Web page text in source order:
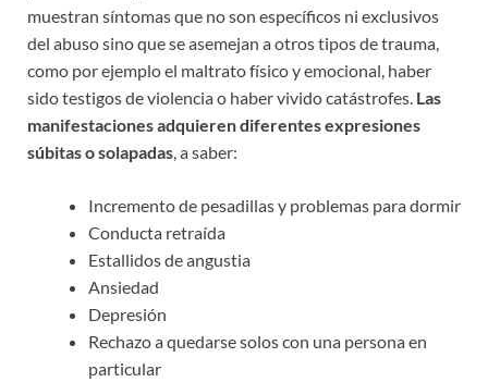
muestran síntomas que no son específicos ni exclusivos
del abuso sino que se asemejan a otros tipos de trauma,
como por ejemplo el maltrato físico y emocional, haber
sido testigos de violencia o haber vivido catástrofes. Las
manifestaciones adquieren diferentes expresiones
súbitas o solapadas, a saber:
Incremento de pesadillas y problemas para dormir
Conducta retraída
Estallidos de angustia
Ansiedad
Depresión
Rechazo a quedarse solos con una persona en
particular